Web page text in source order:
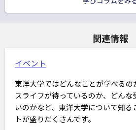
関連情報
イベント
東洋大学ではどんなことが学べる
スライフが待っているのか、どんな
いのかなど、東洋大学について知る
トが盛りだくさんです。